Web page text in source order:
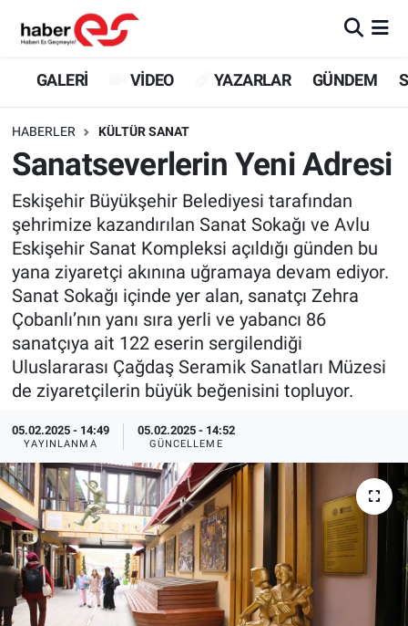
GALERİ VİDEO YAZARLAR GÜNDEM
HABERLER KÜLTÜR SANAT
Sanatseverlerin Yeni Adresi
Eskişehir Büyükşehir Belediyesi tarafından
şehrimize kazandırılan Sanat Sokağı ve Avlu
Eskişehir Sanat Kompleksi açıldığı günden bu
yana ziyaretçi akınına uğramaya devam ediyor.
Sanat Sokağı içinde yer alan, sanatçı Zehra
Çobanlı’nın yanı sıra yerli ve yabancı 86
sanatçıya ait 122 eserin sergilendiği
Uluslararası Çağdaş Seramik Sanatları Müzesi
de ziyaretçilerin büyük beğenisini topluyor.
05.02.2025 - 14:49
YAYINLANMA
05.02.2025 - 14:52
GÜNCELLEME
GALERİ
YAZARLAR
GÜNDEM
SİYASET
TEKNOLOJİ
EKONOMİ
SPOR
ASAYİŞ
Eskişehir Nöbetçi Eczaneler
Eskişehir Trafik Yoğunluk Haritası
Süper Lig Puan Durumu ve Fikstür
Tüm Manşetler
Son Dakika Haberleri
Haber Arşivi